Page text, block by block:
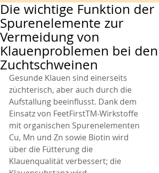
Die wichtige Funktion der
Spurenelemente zur
Vermeidung von
Klauenproblemen bei den
Zuchtschweinen
Gesunde Klauen sind einerseits
züchterisch, aber auch durch die
Aufstallung beeinflusst. Dank dem
Einsatz von FeetFirstTM-Wirkstoffe
mit organischen Spurenelementen
Cu, Mn und Zn sowie Biotin wird
über die Fütterung die
Klauenqualität verbessert; die